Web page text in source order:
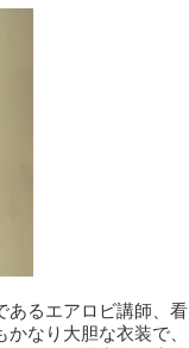
あるエアロビ講師、看
なり大胆な衣装で、